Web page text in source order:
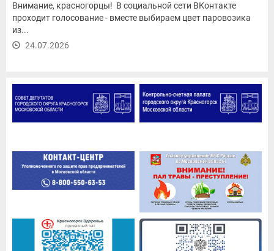
Внимание, красногорцы! В социальной сети ВКонтакте
проходит голосование - вместе выбираем цвет паровозика
из...
24.07.2026